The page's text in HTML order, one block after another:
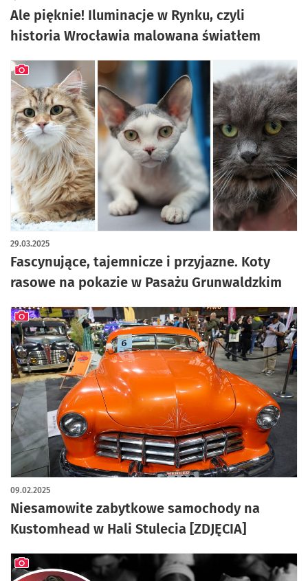
Ale pięknie! Iluminacje w Rynku, czyli
historia Wrocławia malowana światłem
Fascynujące, tajemnicze i przyjazne. Koty
rasowe na pokazie w Pasażu Grunwaldzkim
29.03.2025
artykuł z galerią zdjęć
Niesamowite zabytkowe samochody na
Kustomhead w Hali Stulecia [ZDJĘCIA]
09.02.2025
artykuł z galerią zdjęć